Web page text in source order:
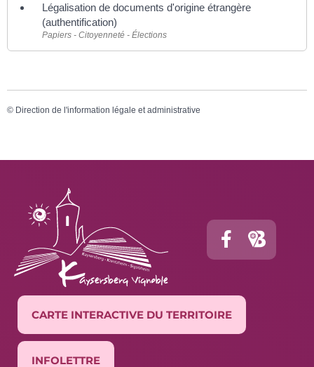
Légalisation de documents d'origine étrangère
(authentification)
Papiers - Citoyenneté - Élections
© Direction de l'information légale et administrative
CARTE INTERACTIVE DU TERRITOIRE
INFOLETTRE